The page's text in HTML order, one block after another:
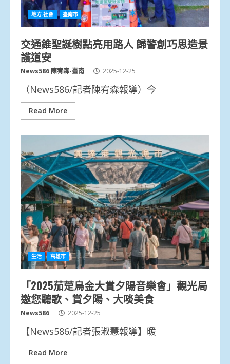
地方.社會 臺南市
交通錐聖誕樹點亮用路人 歸警創巧思造景
護道安
News586 陳宥森-臺南 2025-12-25
（News586/記者陳宥森報導）今
Read More
生活 高雄市
「2025茄萣烏金大賞夕陽音樂會」觀光局
邀您聽歌、賞夕陽、大啖美食
News586 2025-12-25
【News586/記者張淑慧報導】暖
Read More